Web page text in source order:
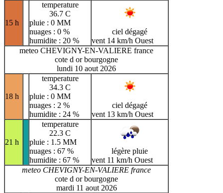
15 h
temperature
36.7 C
pluie : 0 MM
nuages : 0 %
humidite : 20 %
ciel dégagé
vent 14 km/h Ouest
meteo CHEVIGNY-EN-VALIERE france
cote d or bourgogne
lundi 10 aout 2026
18 h
temperature
34.3 C
pluie : 0 MM
nuages : 2 %
humidite : 24 %
ciel dégagé
vent 13 km/h Ouest
21 h
temperature
22.3 C
pluie : 1.5 MM
nuages : 67 %
humidite : 67 %
légère pluie
vent 11 km/h Ouest
meteo CHEVIGNY-EN-VALIERE france
cote d or bourgogne
mardi 11 aout 2026